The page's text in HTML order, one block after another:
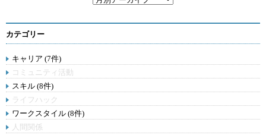
カテゴリー
キャリア (7件)
コミュニティ活動
スキル (8件)
ライフハック
ワークスタイル (8件)
人間関係